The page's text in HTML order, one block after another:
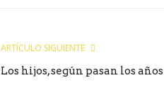
ARTÍCULO SIGUIENTE
Los hijos, según pasan los años